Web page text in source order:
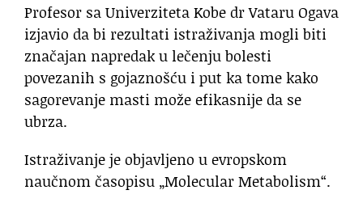
Profesor sa Univerziteta Kobe dr Vataru Ogava
izjavio da bi rezultati istraživanja mogli biti
značajan napredak u lečenju bolesti
povezanih s gojaznošću i put ka tome kako
sagorevanje masti može efikasnije da se
ubrza.
Istraživanje je objavljeno u evropskom
naučnom časopisu „Molecular Metabolism“.